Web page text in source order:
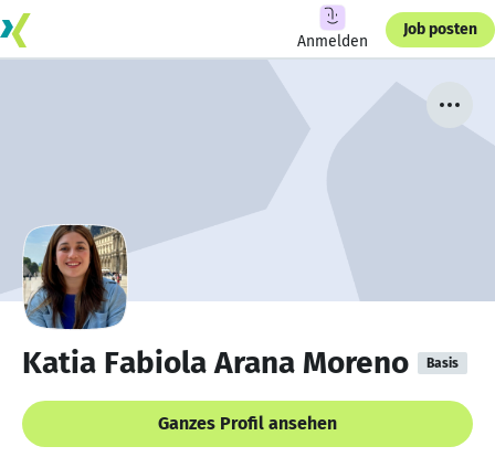
Anmelden
Job posten
Katia Fabiola Arana Moreno Basis
Ganzes Profil ansehen